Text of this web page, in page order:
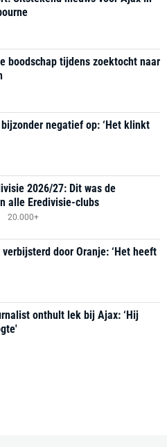
boodschap tijdens zoektocht naar
negatief op: ‘Het klinkt
2026/27: Dit was de
alle Eredivisie-clubs
20.000+
door Oranje: ‘Het heeft
onthult lek bij Ajax: ‘Hij